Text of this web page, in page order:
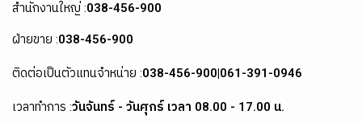
สำนักงานใหญ่ :038-456-900
ฝ่ายขาย :038-456-900
ติดต่อเป็นตัวแทนจำหน่าย :038-456-900|061-391-0946
เวลาทำการ :วันจันทร์ - วันศุกร์ เวลา 08.00 - 17.00 น.